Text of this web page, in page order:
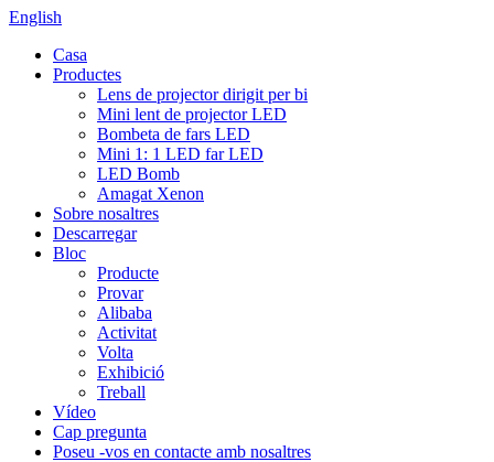
English
Casa
Productes
Lens de projector dirigit per bi
Mini lent de projector LED
Bombeta de fars LED
Mini 1: 1 LED far LED
LED Bomb
Amagat Xenon
Sobre nosaltres
Descarregar
Bloc
Producte
Provar
Alibaba
Activitat
Volta
Exhibició
Treball
Vídeo
Cap pregunta
Poseu -vos en contacte amb nosaltres